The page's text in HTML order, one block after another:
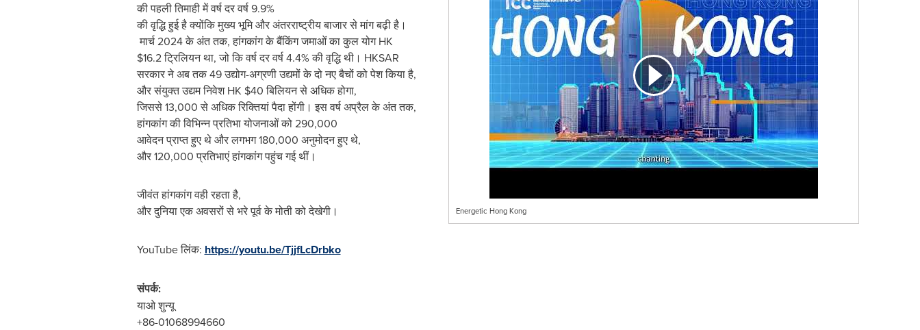
Energetic Hong Kong
की पहली तिमाही में वर्ष दर वर्ष 9.9%
की वृद्धि हुई है क्योंकि मुख्य भूमि और अंतरराष्ट्रीय बाजार से मांग बढ़ी है।
मार्च 2024 के अंत तक, हांगकांग के बैंकिंग जमाओं का कुल योग HK
$16.2ट्रिलियन था, जो कि वर्ष दर वर्ष 4.4% की वृद्धि थी। HKSAR
सरकार ने अब तक 49 उद्योग-अग्रणी उद्यमों के दो नए बैचों को पेश किया है,
और संयुक्त उद्यम निवेश HK $40बिलियन से अधिक होगा,
जिससे 13,000 से अधिक रिक्तियां पैदा होंगी। इस वर्ष अप्रैल के अंत तक,
हांगकांग की विभिन्न प्रतिभा योजनाओं को 290,000
आवेदन प्राप्त हुए थे और लगभग 180,000 अनुमोदन हुए थे,
और 120,000 प्रतिभाएं हांगकांग पहुंच गई थीं।
जीवंत हांगकांग वही रहता है,
और दुनिया एक अवसरों से भरे पूर्व के मोती को देखेगी।
YouTube लिंक: https://youtu.be/TjjfLcDrbko
संपर्क:
याओ शुन्यू
+86-01068994660